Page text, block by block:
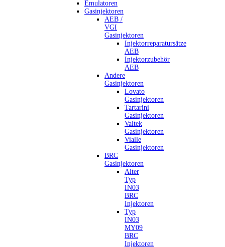
Emulatoren
Gasinjektoren
AEB /
VGI
Gasinjektoren
Injektorreparatursätze
AEB
Injektorzubehör
AEB
Andere
Gasinjektoren
Lovato
Gasinjektoren
Tartarini
Gasinjektoren
Valtek
Gasinjektoren
Vialle
Gasinjektoren
BRC
Gasinjektoren
Alter
Typ
IN03
BRC
Injektoren
Typ
IN03
MY09
BRC
Injektoren